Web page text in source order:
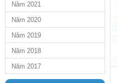
Năm 2021
Năm 2020
Năm 2019
Năm 2018
Năm 2017